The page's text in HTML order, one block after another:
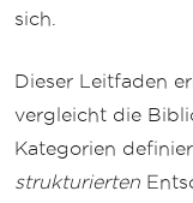
sich.
Dieser Leitfaden
vergleicht die
Kategorien
strukturierten